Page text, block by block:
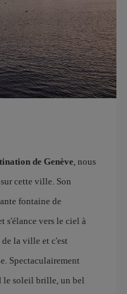
de Genève, nous
cette ville. Son
fontaine de
s'élance vers le ciel à
la ville et c'est
Spectaculairement
le soleil brille, un bel